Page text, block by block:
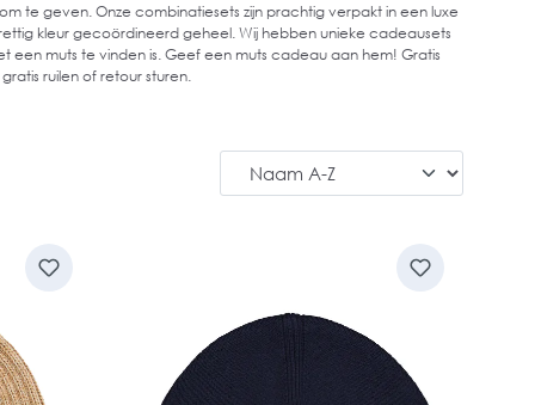
te geven. Onze combinatiesets zijn prachtig verpakt in een luxe
kleur gecoördineerd geheel. Wij hebben unieke cadeausets
muts te vinden is. Geef een muts cadeau aan hem! Gratis
ruilen of retour sturen.